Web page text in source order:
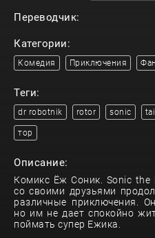
Переводчик:
Категории:
Комедия Приключения
Теги:
dr robotnik rotor sonic
тор
Описание:
Комикс Ёж Соник. Sonic the
со своими друзьями
различные приключения.
но им не дает спокойно
поймать супер Ежика.